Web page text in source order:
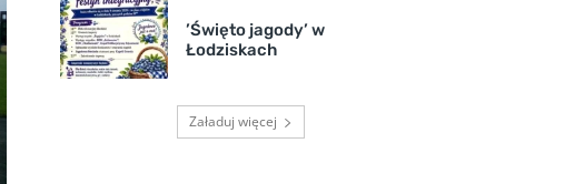
’Święto jagody’ w
Łodziskach
Załaduj więcej